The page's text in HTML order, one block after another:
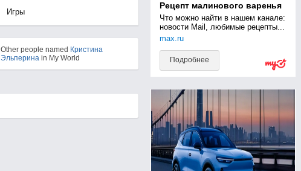
Игры
Рецепт малинового варенья
Что можно найти в нашем канале:
новости Mail, любимые рецепты...
max.ru
Подробнее
Other people named Кристина
Эльперинаin My World